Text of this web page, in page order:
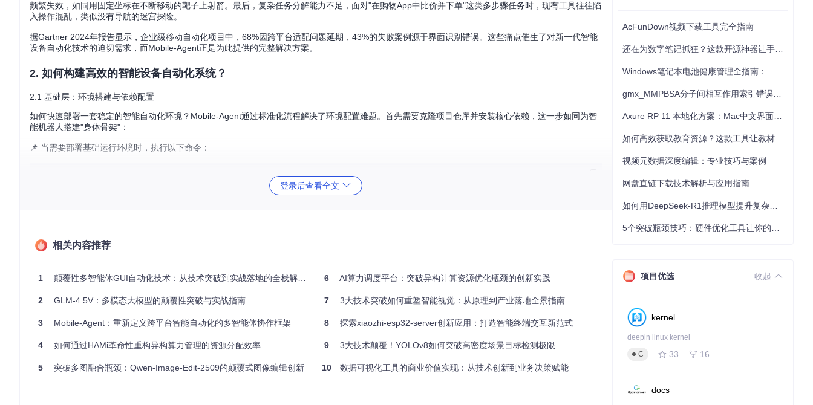
频繁失效，如同用固定坐标在不断移动的靶子上射箭。最后，复杂任务分解能力不足，面对"在购物App中比价并下单"这类多步骤任务时，现有工具往往陷
入操作混乱，类似没有导航的迷宫探险。
据Gartner 2024年报告显示，企业级移动自动化项目中，68%因跨平台适配问题延期，43%的失败案例源于界面识别错误。这些痛点催生了对新一代智能
设备自动化技术的迫切需求，而Mobile-Agent正是为此提供的完整解决方案。
2. 如何构建高效的智能设备自动化系统？
2.1 基础层：环境搭建与依赖配置
如何快速部署一套稳定的智能自动化环境？Mobile-Agent通过标准化流程解决了环境配置难题。首先需要克隆项目仓库并安装核心依赖，这一步如同为智
能机器人搭建"身体骨架"：
📌 当需要部署基础运行环境时，执行以下命令：
pip install qwen_agent qwen_vl_utils numpy
ADB环境配置是连接物理设备的关键环节，包括安装Android调试桥工具、开启设备USB调试模式，以及设置ADB键盘输入法。这三步操作确保了自动化指
Mobile-Agent的核心创新在于其分层多代理协作架构，这一设计借鉴了ISO/IEC 42010系统架构标准，通过专业化分工提升复杂任务处理能力。系统主要
包含四个关键组件：
Manager Agent ：任务规划中枢，负责将用户指令分解为可执行的子任务序列，如同项目管理器分配工作
：执行器，将高层计划转化为具体设备操作，相当于实际动手的工人
登录后查看全文
相关内容推荐
1 颠覆性多智能体GUI自动化技术：从技术突破到实战落地的全栈解决方案
2 GLM-4.5V：多模态大模型的颠覆性突破与实战指南
3 Mobile-Agent：重新定义跨平台智能自动化的多智能体协作框架
4 如何通过HAMi革命性重构异构算力管理的资源分配效率
5 突破多图融合瓶颈：Qwen-Image-Edit-2509的颠覆式图像编辑创新
6 AI算力调度平台：突破异构计算资源优化瓶颈的创新实践
7 3大技术突破如何重塑智能视觉：从原理到产业落地全景指南
8 探索xiaozhi-esp32-server创新应用：打造智能终端交互新范式
9 3大技术颠覆！YOLOv8如何突破高密度场景目标检测极限
10 数据可视化工具的商业价值实现：从技术创新到业务决策赋能
AcFunDown视频下载工具完全指南
视频元数据深度编辑：专业技巧与案例
网盘直链下载技术解析与应用指南
项目优选 收起
kernel
deepin linux kernel
C
33 16
docs